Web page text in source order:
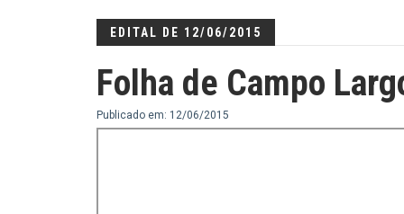
EDITAL DE 12/06/2015
Folha de Campo
Publicado em: 12/06/2015